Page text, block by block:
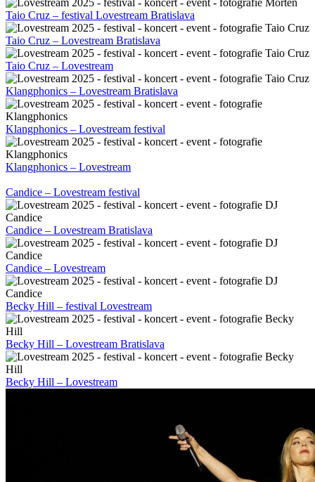
Taio Cruz – festival Lovestream Bratislava
Taio Cruz – Lovestream Bratislava
Taio Cruz – Lovestream
Klangphonics – Lovestream Bratislava
Klangphonics – Lovestream festival
Klangphonics – Lovestream
Candice – Lovestream festival
Candice – Lovestream Bratislava
Candice – Lovestream
Becky Hill – festival Lovestream
Becky Hill – Lovestream Bratislava
Becky Hill – Lovestream